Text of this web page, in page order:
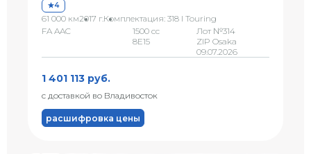
4
61 000 км2017 г.Комплектация: 318 I Touring
FA AAC
1500 сс
8E15
Лот №314
ZIP Osaka
09.07.2026
1 401 113 руб.
с доставкой во Владивосток
расшифровка цены